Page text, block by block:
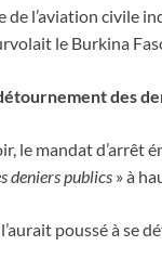
l’aviation civile
le Burkina
des
le mandat d’arrêt
deniers publics » à
poussé à se